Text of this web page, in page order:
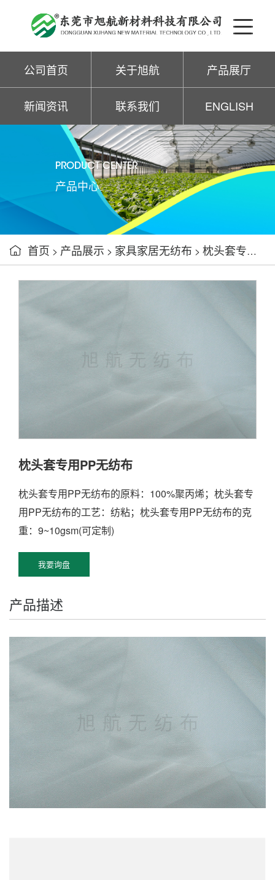
公司首页 关于旭航 产品展厅
新闻资讯 联系我们 ENGLISH
PRODUCT CENTER
产品中心
 首页 > 产品展示 > 家具家居无纺布 > 枕头套专用PP无纺布
枕头套专用PP无纺布
枕头套专用PP无纺布的原料：100%聚丙烯；枕头套专
用PP无纺布的工艺：纺粘；枕头套专用PP无纺布的克
重：9~10gsm(可定制)
我要询盘
产品描述